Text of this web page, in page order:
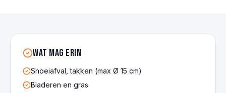
Wat mag erin
Snoeiafval, takken (max Ø 15 cm)
Bladeren en gras